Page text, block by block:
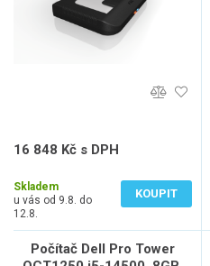
16 848 Kč s DPH
Skladem
u vás od 9.8. do
12.8.
KOUPIT
Počítač Dell Pro Tower